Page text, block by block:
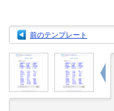
前のテンプレート